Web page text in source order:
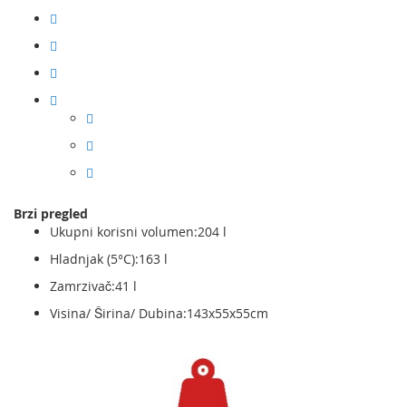
Brzi pregled
Ukupni korisni volumen:204 l
Hladnjak (5°C):163 l
Zamrzivač:41 l
Visina/ Širina/ Dubina:143x55x55cm